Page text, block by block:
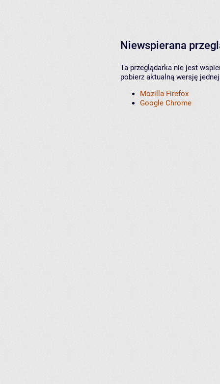
Niewspierana
Ta przeglądarka nie jest
pobierz aktualną wersję
Mozilla Firefox
Google Chrome